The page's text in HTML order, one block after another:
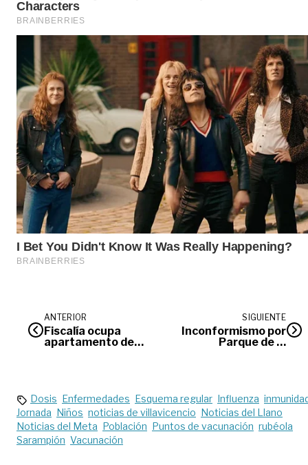
ANTERIOR
Fiscalía ocupa
apartamento de
SIGUIENTE
Inconformismo por
Parque de la
Dosis Enfermedades Esquema regular Influenza
Jornada
Niños noticias de villavicencio
Noticias del Llano
Noticias del Meta
Población Puntos de vacunación rubéola
Sarampión Vacunación